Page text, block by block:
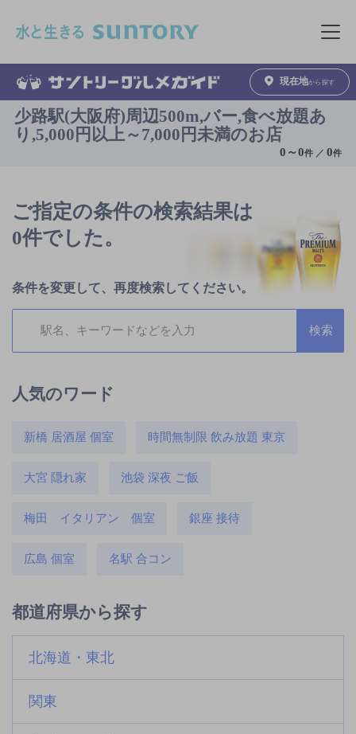
メニュ
現在地から探す
少路駅(大阪府)周辺500m,バー,食べ放題あ
り,5,000円以上～7,000円未満のお店
0 ～0件 ／0件
ご指定の条件の検索結果は
0件でした。
条件を変更して、再度検索してください。
人気のワード
新橋 居酒屋 個室 時間無制限 飲み放題 東京
大宮 隠れ家 池袋 深夜 ご飯
梅田 イタリアン 個室 銀座 接待
広島 個室 名駅 合コン
都道府県から探す
北海道・東北
関東